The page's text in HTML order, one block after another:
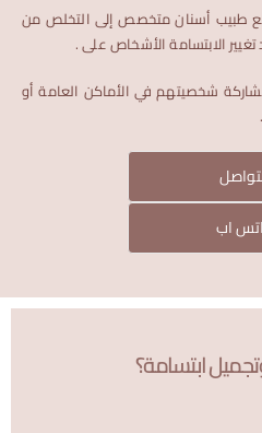
طبيب أسنان متخصص إلى التخلص من
الابتسامة الأشخاص على .
شخصيتهم في الأماكن العامة أو
اب
ابتسامة؟